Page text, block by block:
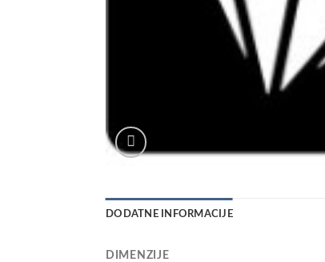
DODATNE INFORMACIJE
DIMENZIJE